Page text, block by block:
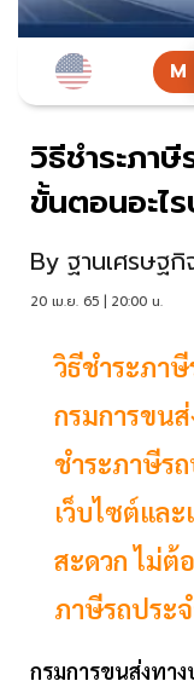
วิธีชำระภา
ขั้นตอนอะไ
By ฐานเศรษฐ
20 เม.ย. 65 | 20:00 น.
วิธีชำระภา
กรมการขน
ชำระภาษีร
เว็บไซต์แล
สะดวก ไม่ต้
ภาษีรถประ
กรมการขนส่งทาง